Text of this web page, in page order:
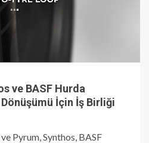
ve BASF Hurda
İçin İş Birliği
Pyrum, Synthos, BASF